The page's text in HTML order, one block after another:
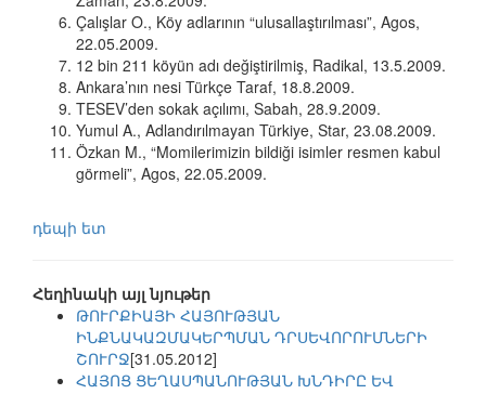
Çalışlar O., Köy adlarının “ulusallaştırılması”, Agos,
22.05.2009.
12 bin 211 köyün adı değiştirilmiş, Radikal, 13.5.2009.
Ankara’nın nesi Türkçe Taraf, 18.8.2009.
TESEV’den sokak açılımı, Sabah, 28.9.2009.
Yumul A., Adlandırılmayan Türkiye, Star, 23.08.2009.
Özkan M., “Momilerimizin bildiği isimler resmen kabul
görmeli”, Agos, 22.05.2009.
դեպի ետ
Հեղինակի այլ նյութեր
ԹՈՒՐՔԻԱՅԻ ՀԱՅՈՒԹՅԱՆ
ԻՆՔՆԱԿԱԶՄԱԿԵՐՊՄԱՆ ԴՐՍԵՎՈՐՈՒՄՆԵՐԻ
ՇՈՒՐՋ[31.05.2012]
ՀԱՅՈՑ ՑԵՂԱՍՊԱՆՈՒԹՅԱՆ ԽՆԴԻՐԸ ԵՎ